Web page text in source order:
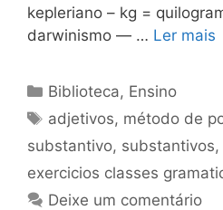
kepleriano – kg =
darwinismo — … Ler mais
Categorias
Biblioteca, Ensino
Tags
adjetivos, método de
substantivo, substantivos,
exercicios classes
Deixe um comentário